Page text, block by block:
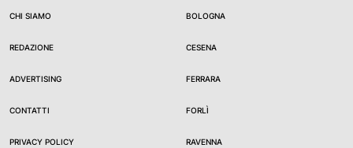
CHI SIAMO
REDAZIONE
ADVERTISING
CONTATTI
PRIVACY POLICY
BOLOGNA
CESENA
FERRARA
FORLÌ
RAVENNA